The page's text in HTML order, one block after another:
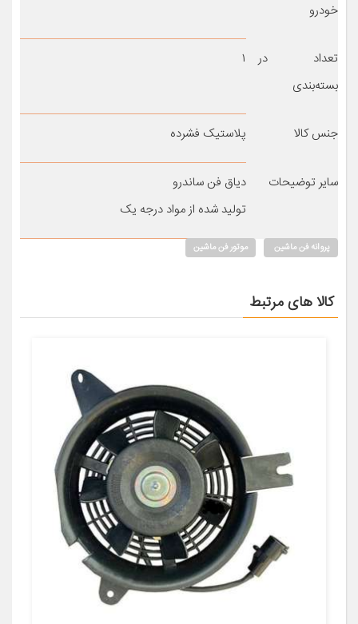
خودرو
تعداد در
بسته‌بندی
۱
جنس کالا پلاستیک فشرده
سایر توضیحات
دیاق فن ساندرو
تولید شده از مواد درجه یک
پروانه فن ماشین موتور فن ماشین
کالا های مرتبط